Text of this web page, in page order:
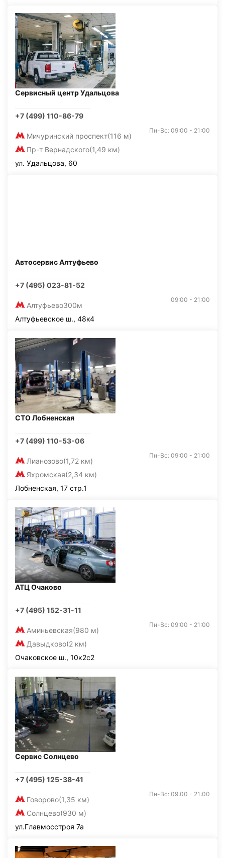
Сервисный центр Удальцова
+7 (499) 110-86-79
Мичуринский проспект(116 м)
Пр-т Вернадского(1,49 км)
Пн-Вс: 09:00 - 21:00
ул. Удальцова, 60
Автосервис Алтуфьево
+7 (495) 023-81-52
Алтуфьево300м
09:00 - 21:00
Алтуфьевское ш., 48к4
СТО Лобненская
+7 (499) 110-53-06
Лианозово(1,72 км)
Яхромская(2,34 км)
Пн-Вс: 09:00 - 21:00
Лобненская, 17 стр.1
АТЦ Очаково
+7 (495) 152-31-11
Аминьевская(980 м)
Давыдково(2 км)
Пн-Вс: 09:00 - 21:00
Очаковское ш., 10к2с2
Сервис Солнцево
+7 (495) 125-38-41
Говорово(1,35 км)
Солнцево(930 м)
Пн-Вс: 09:00 - 21:00
ул.Главмосстроя 7а